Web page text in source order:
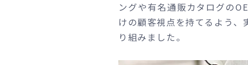
ングや有名通販カタログの
けの顧客視点を持てるよう、
り組みました。